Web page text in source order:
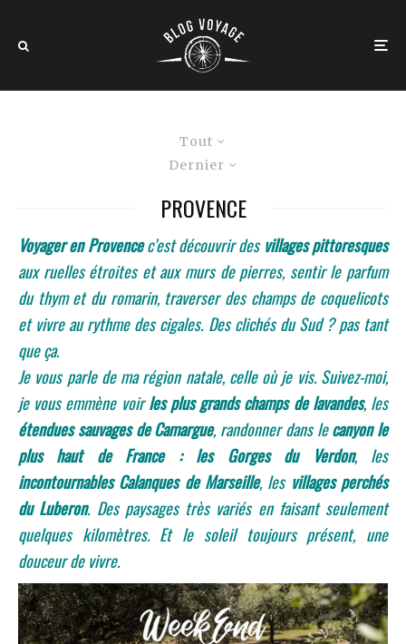
Tout
Dernier
PROVENCE
Voyager en Provencec’est découvrir desvillages pittoresques
aux ruelles étroites et aux murs de pierres, sentir le parfum
du thym et du romarin, traverser des champs de coquelicots
et vivre au rythme des cigales. Des clichés du Sud ? pas tant
que ça.
Je vous parle de ma région natale, celle où je vis. Suivez-moi,
je vous emmène voirles plus grands champs de lavandes, les
étendues sauvages de Camargue, randonner dans lecanyon le
plus haut de France : les Gorges du Verdon, les
incontournables Calanques de Marseille, les villages perchés
du Luberon. Des paysages très variés en faisant seulement
quelques kilomètres. Et le soleil toujours présent, une
douceur de vivre.